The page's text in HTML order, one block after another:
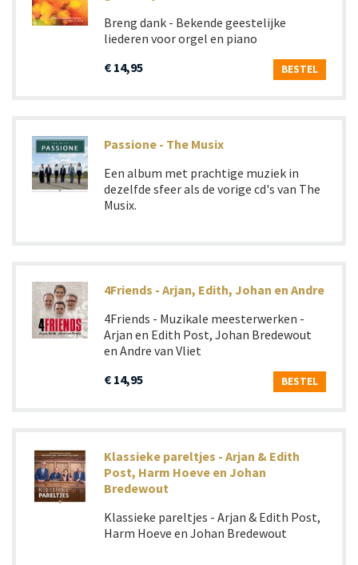
Breng dank - Bekende geestelijke
liederen voor orgel en piano
€ 14,95
BESTEL
Passione - The Musix
Een album met prachtige muziek in
dezelfde sfeer als de vorige cd's van The
Musix.
4Friends - Arjan, Edith, Johan en Andre
4Friends - Muzikale meesterwerken -
Arjan en Edith Post, Johan Bredewout
en Andre van Vliet
€ 14,95
BESTEL
Klassieke pareltjes - Arjan & Edith
Post, Harm Hoeve en Johan
Bredewout
Klassieke pareltjes - Arjan & Edith Post,
Harm Hoeve en Johan Bredewout